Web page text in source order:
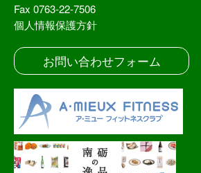
Fax 0763-22-7506
個人情報保護方針
お問い合わせフォーム